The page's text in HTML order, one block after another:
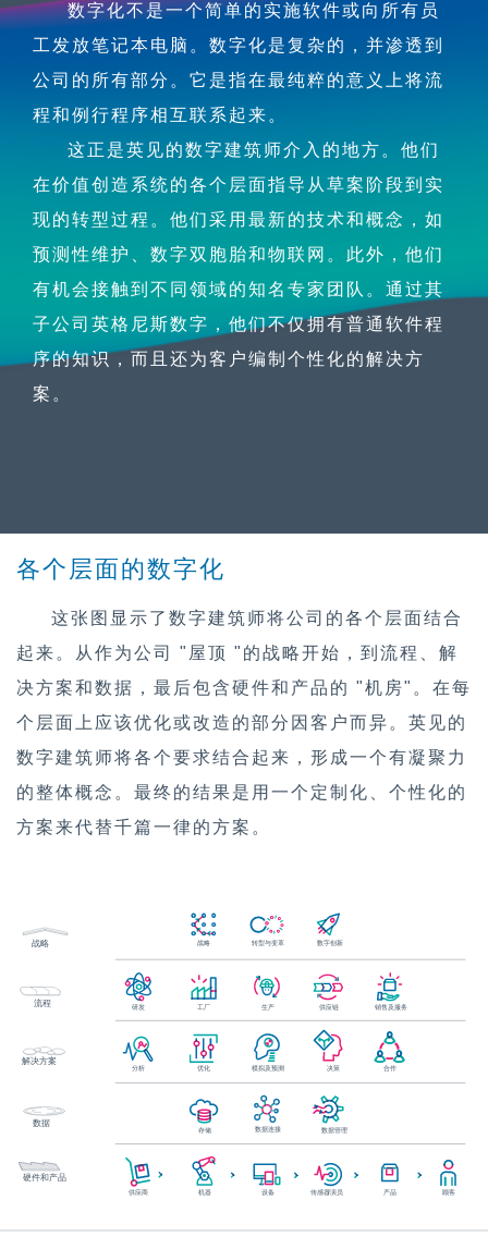
数字化不是一个简单的实施软件或向所有员
工发放笔记本电脑。数字化是复杂的，并渗透到
公司的所有部分。它是指在最纯粹的意义上将流
程和例行程序相互联系起来。
这正是英见的数字建筑师介入的地方。他们
在价值创造系统的各个层面指导从草案阶段到实
现的转型过程。他们采用最新的技术和概念，如
预测性维护、数字双胞胎和物联网。此外，他们
有机会接触到不同领域的知名专家团队。通过其
子公司英格尼斯数字，他们不仅拥有普通软件程
序的知识，而且还为客户编制个性化的解决方
案。
各个层面的数字化
这张图显示了数字建筑师将公司的各个层面结合
起来。从作为公司 "屋顶 "的战略开始，到流程、解
决方案和数据，最后包含硬件和产品的 "机房"。在每
个层面上应该优化或改造的部分因客户而异。英见的
数字建筑师将各个要求结合起来，形成一个有凝聚力
的整体概念。最终的结果是用一个定制化、个性化的
方案来代替千篇一律的方案。